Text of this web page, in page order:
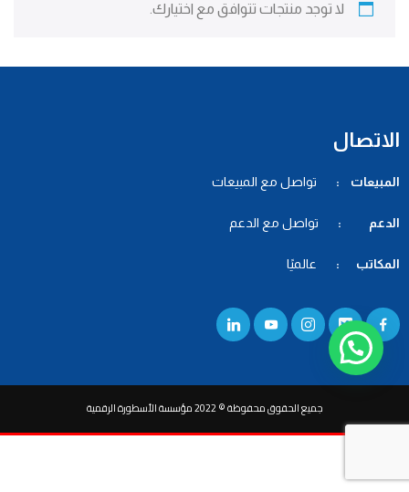
لا توجد منتجات تتوافق مع اختيارك.
الاتصال
المبيعات : تواصل مع المبيعات
الدعم : تواصل مع الدعم
المكاتب : عالميًا
جميع الحقوق محفوظة © 2022 مؤسسة الأسطورة الرقمية